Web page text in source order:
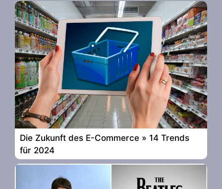
Die Zukunft des E-Commerce » 14 Trends
für 2024